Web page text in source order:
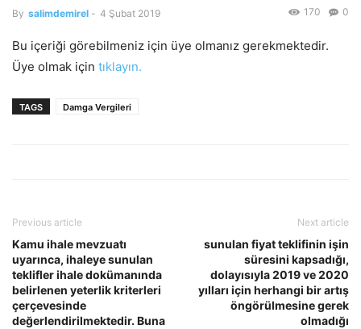
By salimdemirel - 4 Şubat 2019 0
170
Bu içeriği görebilmeniz için üye olmanız gerekmektedir.
Üye olmak için tıklayın.
TAGS Damga Vergileri
Previous article
Kamu ihale mevzuatı
uyarınca, ihaleye sunulan
teklifler ihale dokümanında
belirlenen yeterlik kriterleri
çerçevesinde
değerlendirilmektedir. Buna
Next article
sunulan fiyat teklifinin işin
süresini kapsadığı,
dolayısıyla 2019 ve 2020
yılları için herhangi bir artış
öngörülmesine gerek
olmadığı